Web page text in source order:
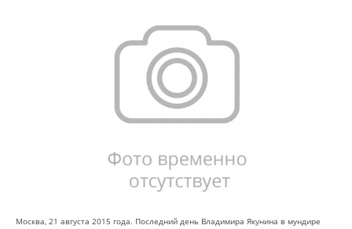
Москва, 21 августа 2015 года. Последний день Владимира Якунина в мундире